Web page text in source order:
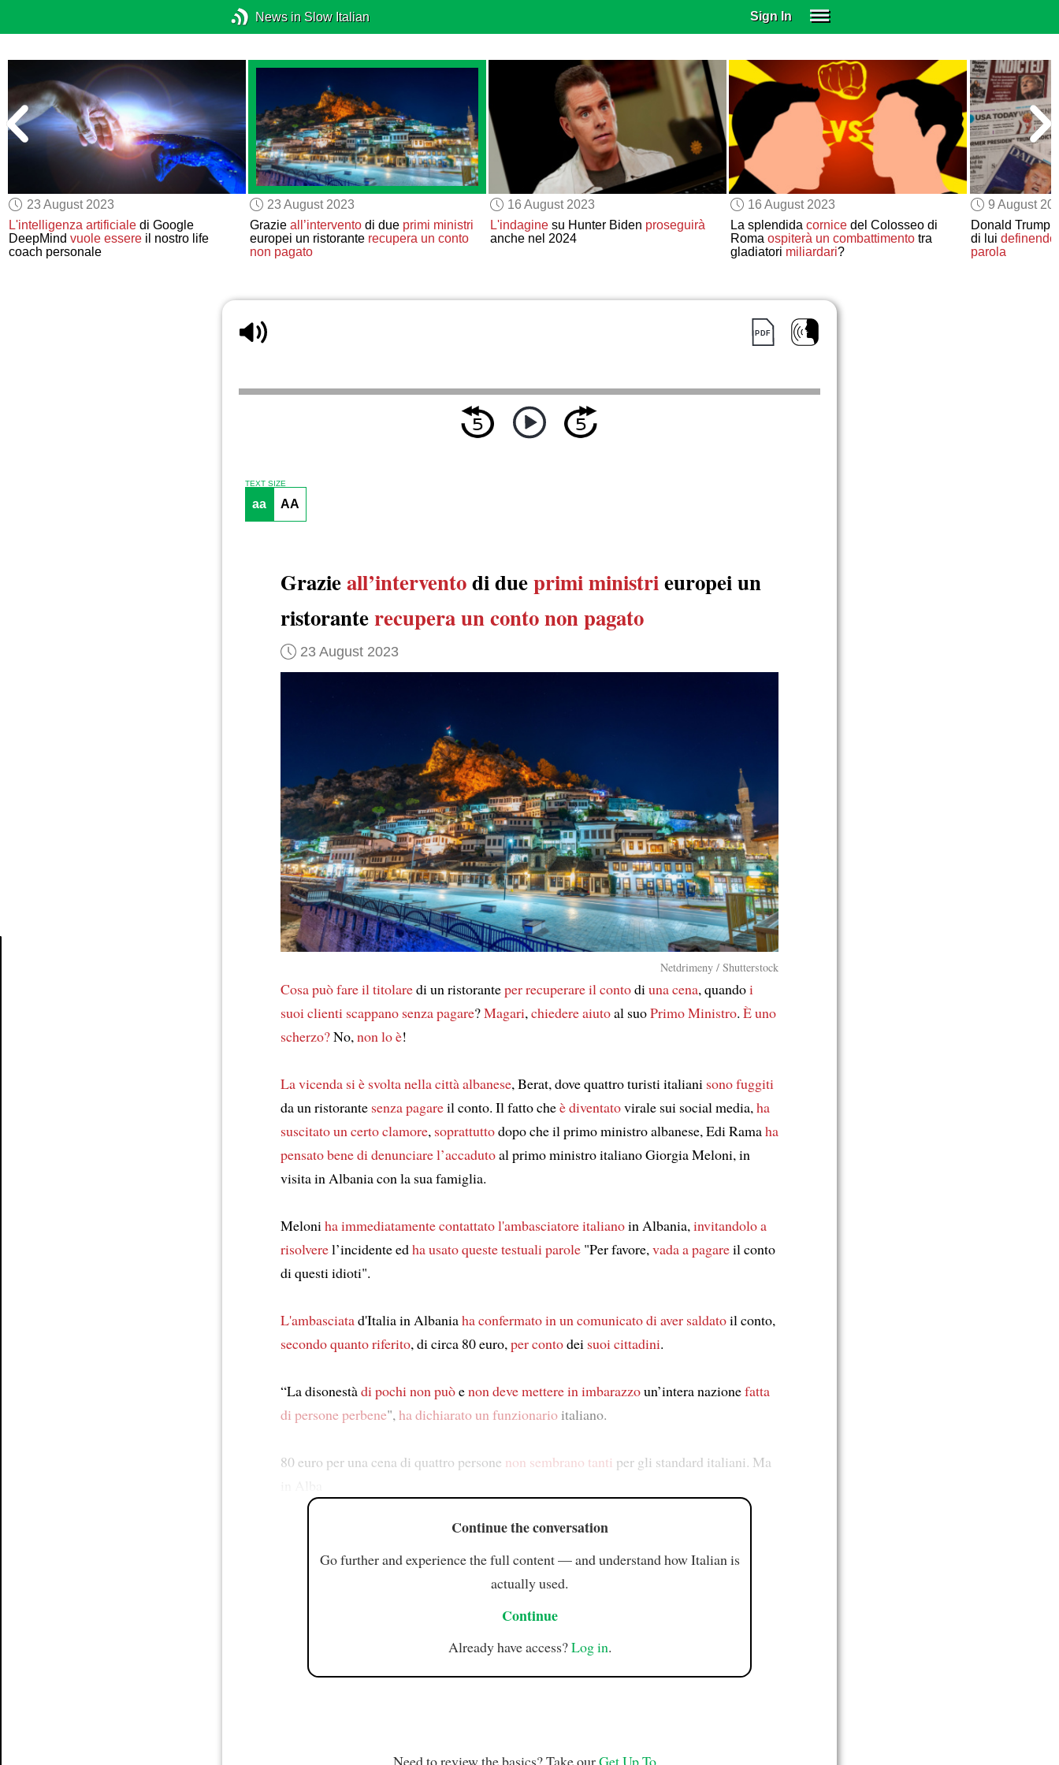
News in Slow Italian Sign In
SUBSCRIBE
EDUCATIONAL LICENSES
GIFT CARDS
OTHER LANGUAGES
ABOUT US
ALEXA
ADJUST COLORS
23 August 2023
L'intelligenza artificiale di Google
DeepMindvuole essere il nostro life
coach personale
23 August 2023
Grazie all’interventodi due primi ministri
europei un ristorante recupera un conto
non pagato
16 August 2023
L'indaginesu Hunter Biden proseguirà
anche nel 2024
16 August 2023
La splendida cornicedel Colosseo di
Roma ospiterà un combattimentotra
gladiatori miliardari?
9 August
Donald Trump
di lui
parola
TEXT SIZE
aa AA
Grazieall’interventodi dueprimi ministrieuropei un
ristoranterecuperaun contonon pagato
23 August 2023
Netdrimeny / Shutterstock
Cosa può fareil titolaredi un ristoranteper recuperareil contodi una cena, quandoi
suoi clienti scappano senza pagare?Magari, chiedere aiutoal suoPrimo Ministro. È uno
scherzo?No, non lo è!
La vicenda si è svoltanella città albanese, Berat, dove quattro turisti italiani sono fuggiti
da un ristorante senza pagareil conto. Il fatto cheè diventatovirale sui social media, ha
suscitato un certo clamore, soprattuttodopo che il primo ministro albanese, Edi Ramaha
pensato benedi denunciare l’accadutoal primo ministro italiano Giorgia Meloni, in
visita in Albania con la sua famiglia.
Meloni ha immediatamente contattatol'ambasciatore italianoin Albania, invitandolo a
risolverel’incidente edha usatoqueste testuali parole "Per favore, vada a pagareil conto
di questi idioti".
L'ambasciatad'Italia in Albaniaha confermato in un comunicatodi aver saldatoil conto,
secondo quanto riferito, di circa 80 euro, per contodei suoi cittadini.
“La disonestàdi pochi non puòenon devemettere in imbarazzoun’intera nazionefatta
di persone perbene", ha dichiaratoun funzionario italiano.
80 euro per una cena di quattro persone non sembrano tanti per gli standard italiani. Ma
Continue the conversation
Go further and experience the full content — and understand how Italian is
actually used.
Continue
Already have access?Log in.